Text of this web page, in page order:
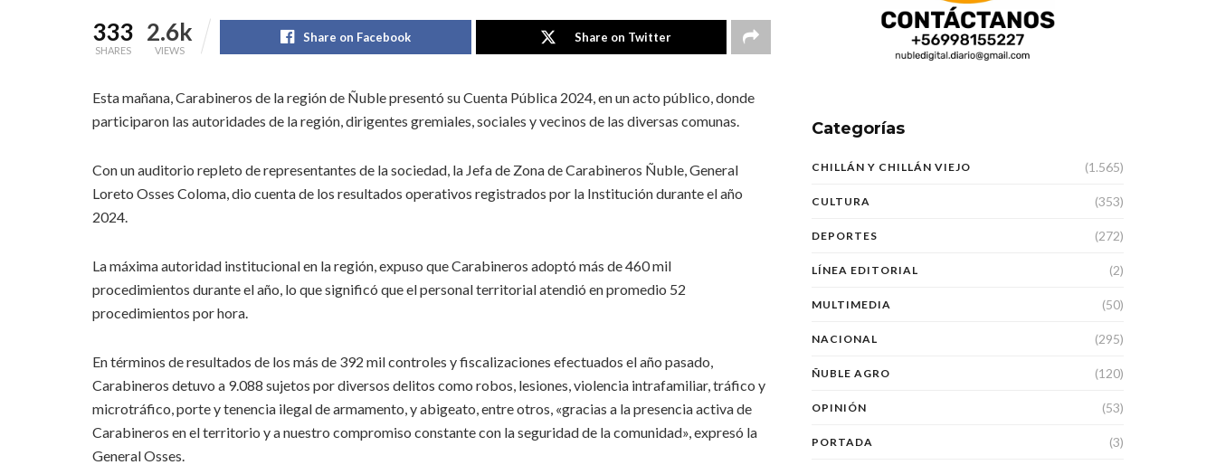
333
SHARES
2.6k
VIEWS
Share on Facebook Share on Twitter
Esta mañana, Carabineros de la región de Ñuble presentó su Cuenta Pública 2024, en un acto público, donde
participaron las autoridades de la región, dirigentes gremiales, sociales y vecinos de las diversas comunas.
Con un auditorio repleto de representantes de la sociedad, la Jefa de Zona de Carabineros Ñuble, General
Loreto Osses Coloma, dio cuenta de los resultados operativos registrados por la Institución durante el año
2024.
La máxima autoridad institucional en la región, expuso que Carabineros adoptó más de 460 mil
procedimientos durante el año, lo que significó que el personal territorial atendió en promedio 52
procedimientos por hora.
En términos de resultados de los más de 392 mil controles y fiscalizaciones efectuados el año pasado,
Carabineros detuvo a 9.088 sujetos por diversos delitos como robos, lesiones, violencia intrafamiliar, tráfico y
microtráfico, porte y tenencia ilegal de armamento, y abigeato, entre otros, «gracias a la presencia activa de
Carabineros en el territorio y a nuestro compromiso constante con la seguridad de la comunidad», expresó la
General Osses.
Categorías
CHILLÁN Y CHILLÁN VIEJO (1.565)
CULTURA (353)
DEPORTES (272)
LÍNEA EDITORIAL (2)
MULTIMEDIA (50)
NACIONAL (295)
ÑUBLE AGRO (120)
OPINIÓN (53)
PORTADA (3)